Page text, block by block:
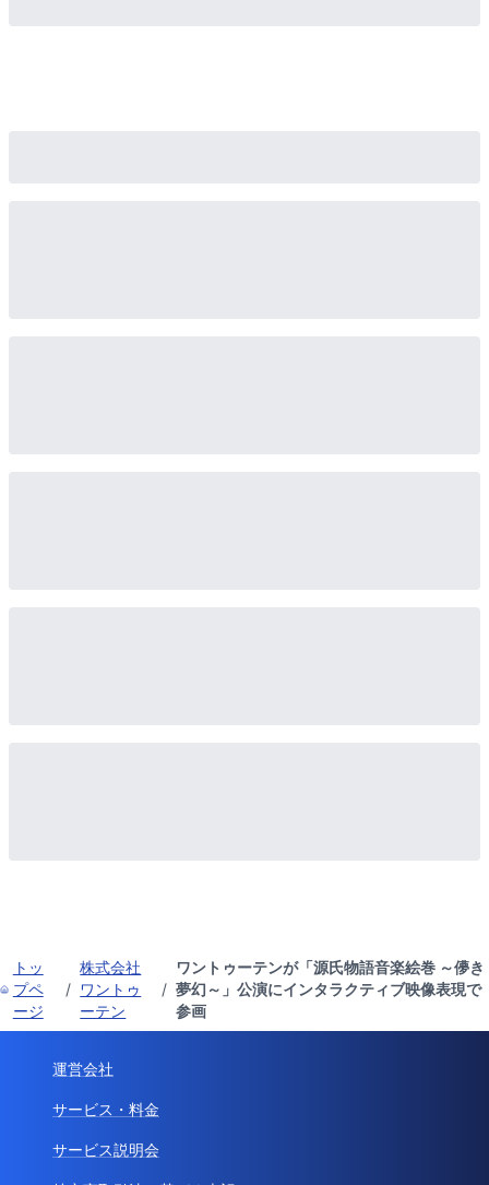
トッ
プペ
ージ
/
株式会社
ワントゥ
ーテン
/
ワントゥーテンが「源氏物語音楽絵巻 ～儚き
夢幻～」公演にインタラクティブ映像表現で
参画
運営会社
サービス・料金
サービス説明会